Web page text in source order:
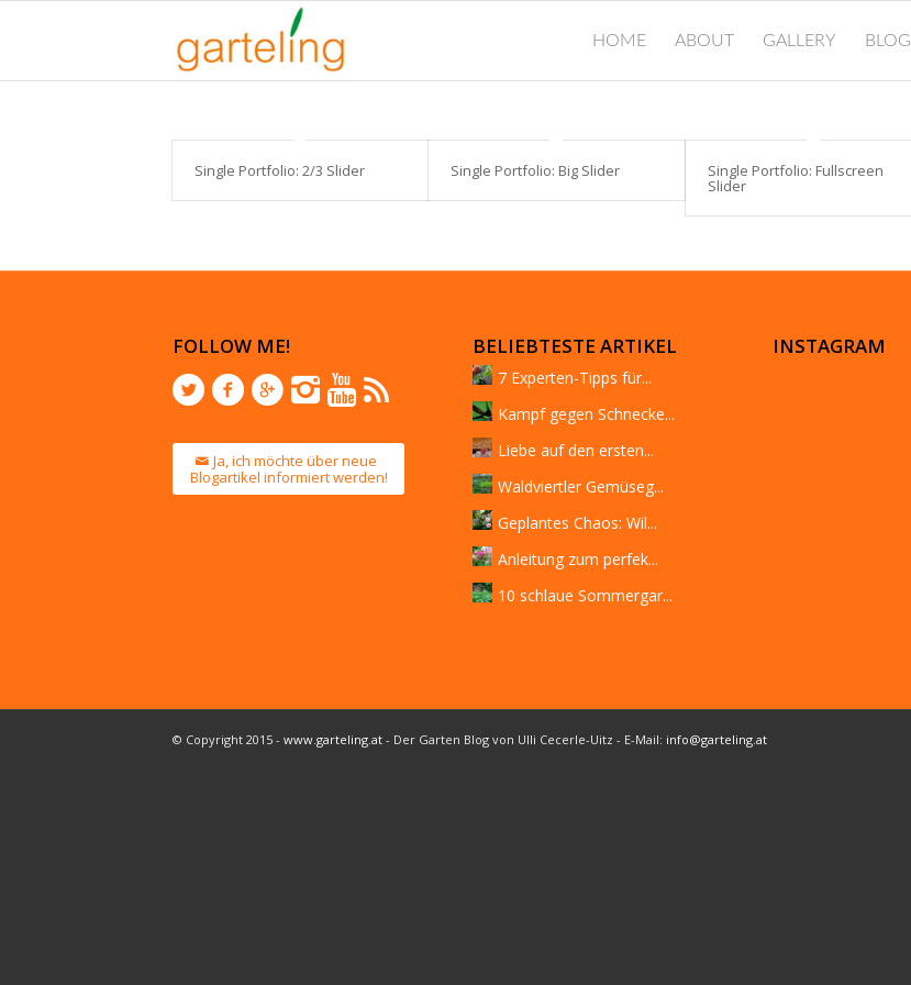
HOME ABOUT GALLERY BLOG
Single Portfolio: 2/3 Slider Single Portfolio: Big Slider Single Portfolio: Fullscreen
Slider
FOLLOW ME!
Ja, ich möchte über neue
Blogartikel informiert werden!
BELIEBTESTE ARTIKEL
7 Experten-Tipps für...
Kampf gegen Schnecke...
Liebe auf den ersten...
Waldviertler Gemüseg...
Geplantes Chaos: Wil...
Anleitung zum perfek...
10 schlaue Sommergar...
INSTAGRAM
© Copyright 2015 - www.garteling.at - Der Garten Blog von Ulli Cecerle-Uitz - E-Mail: info@garteling.at